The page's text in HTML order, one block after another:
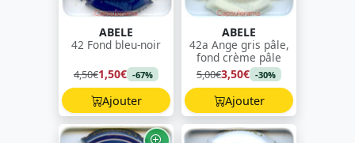
ABELE
42 Fond bleu-noir
4,50€1,50€ -67%
Ajouter
ABELE
42a Ange gris pâle,
fond crème pâle
5,00€3,50€ -30%
Ajouter